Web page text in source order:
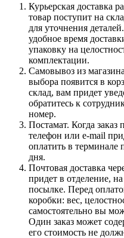
Курьерская доставка
товар поступит на
для уточнения
удобное время
упаковку на
комплектации.
Самовывоз из
выбора появится в
склад, вам придет
обратитесь к
номер.
Постамат. Когда заказ
телефон или e-mail
оплатить в
дня.
Почтовая доставка
придет в отделение,
посылке. Перед
коробки: вес,
самостоятельно вы
Один заказ может
его стоимость не